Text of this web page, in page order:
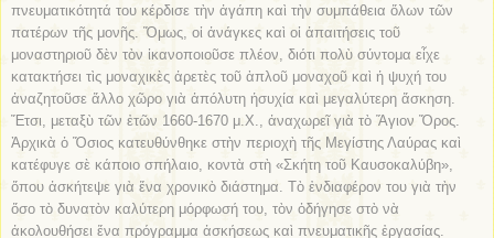
πνευματικότητά του κέρδισε τὴν ἀγάπη καὶ τὴν συμπάθεια ὅλων τῶν
πατέρων τῆς μονῆς. Ὅμως, οἱ ἀνάγκες καὶ οἱ ἀπαιτήσεις τοῦ
μοναστηριοῦ δὲν τὸν ἱκανοποιοῦσε πλέον, διότι πολὺ σύντομα εἶχε
κατακτήσει τὶς μοναχικὲς ἀρετὲς τοῦ ἁπλοῦ μοναχοῦ καὶ ἡ ψυχή του
ἀναζητοῦσε ἄλλο χῶρο γιὰ ἀπόλυτη ἡσυχία καὶ μεγαλύτερη ἄσκηση.
Ἔτσι, μεταξὺ τῶν ἐτῶν 1660-1670 μ.Χ., ἀναχωρεῖ γιὰ τὸ Ἅγιον Ὄρος.
Ἀρχικὰ ὁ Ὅσιος κατευθύνθηκε στὴν περιοχὴ τῆς Μεγίστης Λαύρας καὶ
κατέφυγε σὲ κάποιο σπήλαιο, κοντὰ στὴ «Σκήτη τοῦ Καυσοκαλύβη»,
ὅπου ἀσκήτεψε γιὰ ἕνα χρονικὸ διάστημα. Τὸ ἐνδιαφέρον του γιὰ τὴν
ὅσο τὸ δυνατὸν καλύτερη μόρφωσή του, τὸν ὁδήγησε στὸ νὰ
ἀκολουθήσει ἕνα πρόγραμμα ἀσκήσεως καὶ πνευματικῆς ἐργασίας.